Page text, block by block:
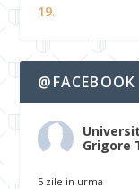
19.
@FACEBOOK
Grigore
5 zile in urma